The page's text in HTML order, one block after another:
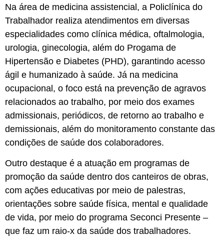
Na área de medicina assistencial, a Policlínica do
Trabalhador realiza atendimentos em diversas
especialidades como clínica médica, oftalmologia,
urologia, ginecologia, além do Progama de
Hipertensão e Diabetes (PHD), garantindo acesso
ágil e humanizado à saúde. Já na medicina
ocupacional, o foco está na prevenção de agravos
relacionados ao trabalho, por meio dos exames
admissionais, periódicos, de retorno ao trabalho e
demissionais, além do monitoramento constante das
condições de saúde dos colaboradores.
Outro destaque é a atuação em programas de
promoção da saúde dentro dos canteiros de obras,
com ações educativas por meio de palestras,
orientações sobre saúde física, mental e qualidade
de vida, por meio do programa Seconci Presente –
que faz um raio-x da saúde dos trabalhadores.